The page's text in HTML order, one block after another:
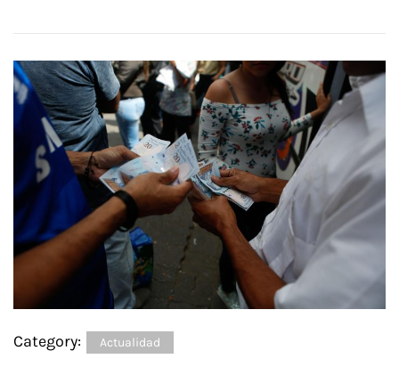
Category: Actualidad